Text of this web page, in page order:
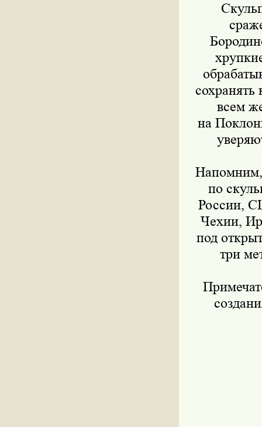
сохранять
всем
на
Напомним,
по
России,
Чехии,
под
три